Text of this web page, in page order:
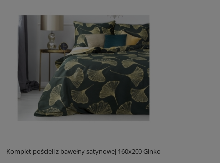
Komplet pościeli z bawełny satynowej 160x200 Ginko